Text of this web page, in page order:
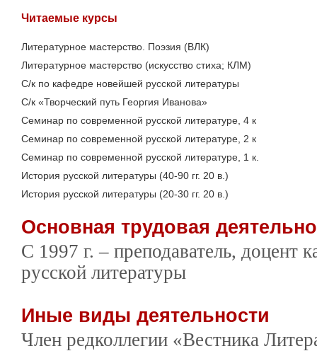
Читаемые курсы
Литературное мастерство. Поэзия (ВЛК)
Литературное мастерство (искусство стиха; КЛМ)
С/к по кафедре новейшей русской литературы
С/к «Творческий путь Георгия Иванова»
Семинар по современной русской литературе, 4 к
Семинар по современной русской литературе, 2 к
Семинар по современной русской литературе, 1 к.
История русской литературы (40-90 гг. 20 в.)
История русской литературы (20-30 гг. 20 в.)
Основная трудовая
С 1997 г. – преподаватель, доцент
русской литературы
Иные виды деятельности
Член редколлегии «Вестника